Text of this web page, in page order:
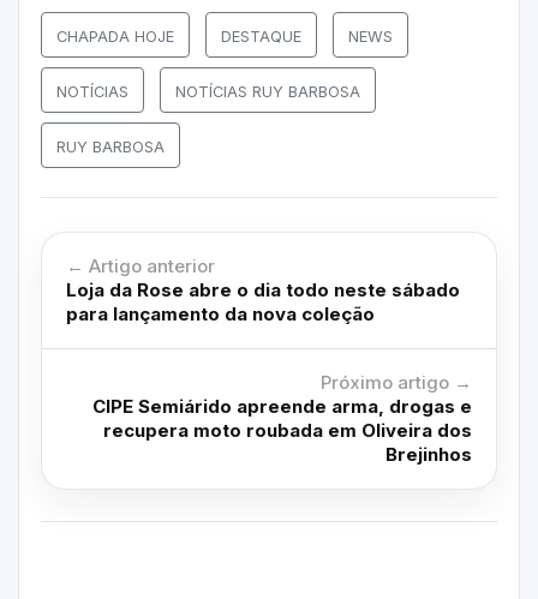
CHAPADA HOJE DESTAQUE NEWS
NOTÍCIAS NOTÍCIAS RUY BARBOSA
RUY BARBOSA
← Artigo anterior
Loja da Rose abre o dia todo neste sábado
para lançamento da nova coleção
Próximo artigo →
CIPE Semiárido apreende arma, drogas e
recupera moto roubada em Oliveira dos
Brejinhos